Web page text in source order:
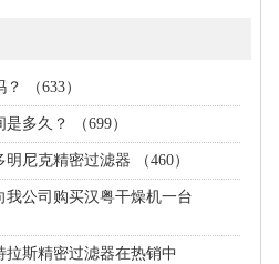
（633）
多久？ （699）
尼克精密过滤器 （460）
我公司购买汉粤干燥机一台
斯精密过滤器在热销中